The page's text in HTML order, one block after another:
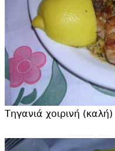
Τηγανιά χοιρινή (καλή)